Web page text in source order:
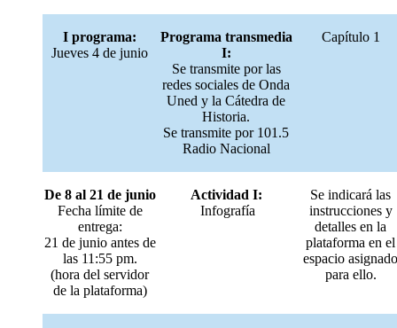
I programa:
Jueves 4 de junio
Programa transmedia
I:
Se transmite por las
redes sociales de Onda
Uned y la Cátedra de
Historia.
Se transmite por 101.5
Radio Nacional
Capítulo 1
De 8 al 21 de junio
Fecha límite de
entrega:
21 de junio antes de
las 11:55 pm.
(hora del servidor
de la plataforma)
Actividad I:
Infografía
Se indicará las
instrucciones y
detalles en la
plataforma en el
espacio asignado
para ello.